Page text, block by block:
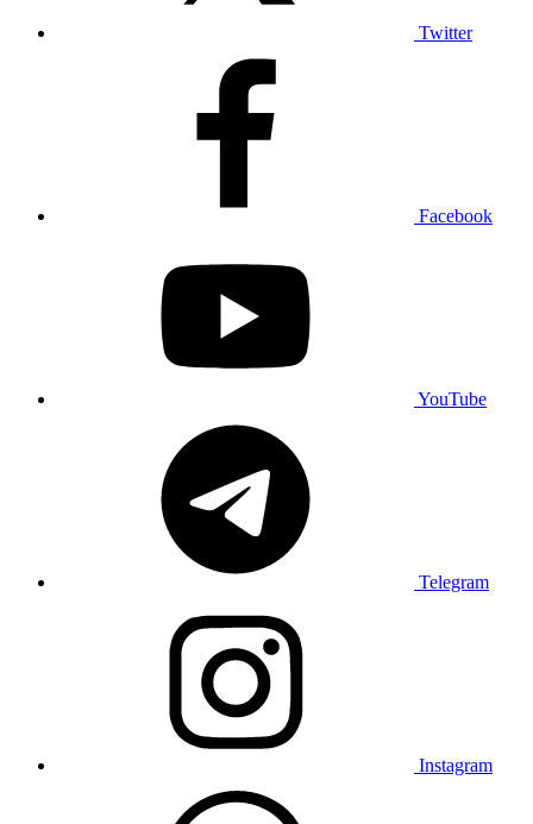
Twitter
Facebook
YouTube
Telegram
Instagram